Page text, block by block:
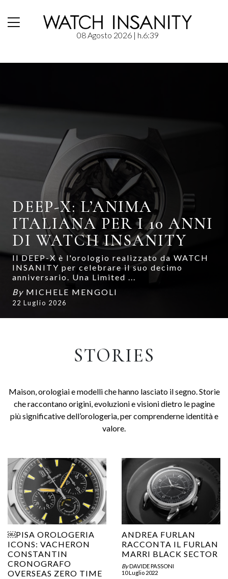
08 Agosto 2026| h.6:39
DEEP-X: L’ANIMA
ITALIANA PER I 10 ANNI
DI WATCH INSANITY
Il DEEP-X è l'orologio realizzato da WATCH
INSANITY per celebrare il suo decimo
anniversario. Una Limited ...
By MICHELE MENGOLI
22 Luglio 2026
STORIES
Maison, orologiai e modelli che hanno lasciato il segno. Storie
che raccontano origini, evoluzioni e visioni dietro le pagine
più significative dell’orologeria, per comprenderne identità e
valore.
￼PISA OROLOGERIA
ICONS: VACHERON
CONSTANTIN
CRONOGRAFO
OVERSEAS ZERO TIME
ANDREA FURLAN
RACCONTA IL FURLAN
MARRI BLACK SECTOR
ByDAVIDE PASSONI
10 Luglio 2022